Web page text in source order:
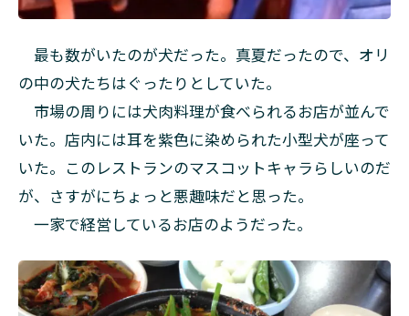
最も数がいたのが犬だった。真夏だったので、オリ
の中の犬たちはぐったりとしていた。
市場の周りには犬肉料理が食べられるお店が並んで
いた。店内には耳を紫色に染められた小型犬が座って
いた。このレストランのマスコットキャラらしいのだ
が、さすがにちょっと悪趣味だと思った。
一家で経営しているお店のようだった。